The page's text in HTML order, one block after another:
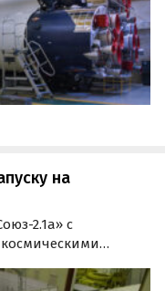
на
2.1а» с
состояться в